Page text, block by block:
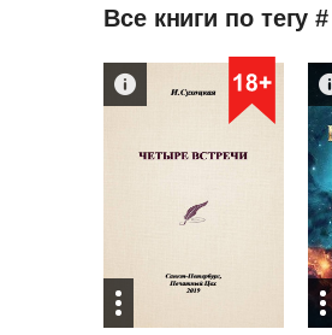
Все книги по тегу